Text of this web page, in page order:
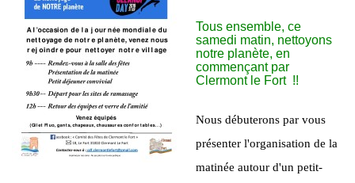
Tous ensemble, ce
samedi matin, nettoyons
notre planète, en
commençant par
Clermont le Fort !!
Nous débuterons par vous
présenter l'organisation de la
matinée autour d'un petit-